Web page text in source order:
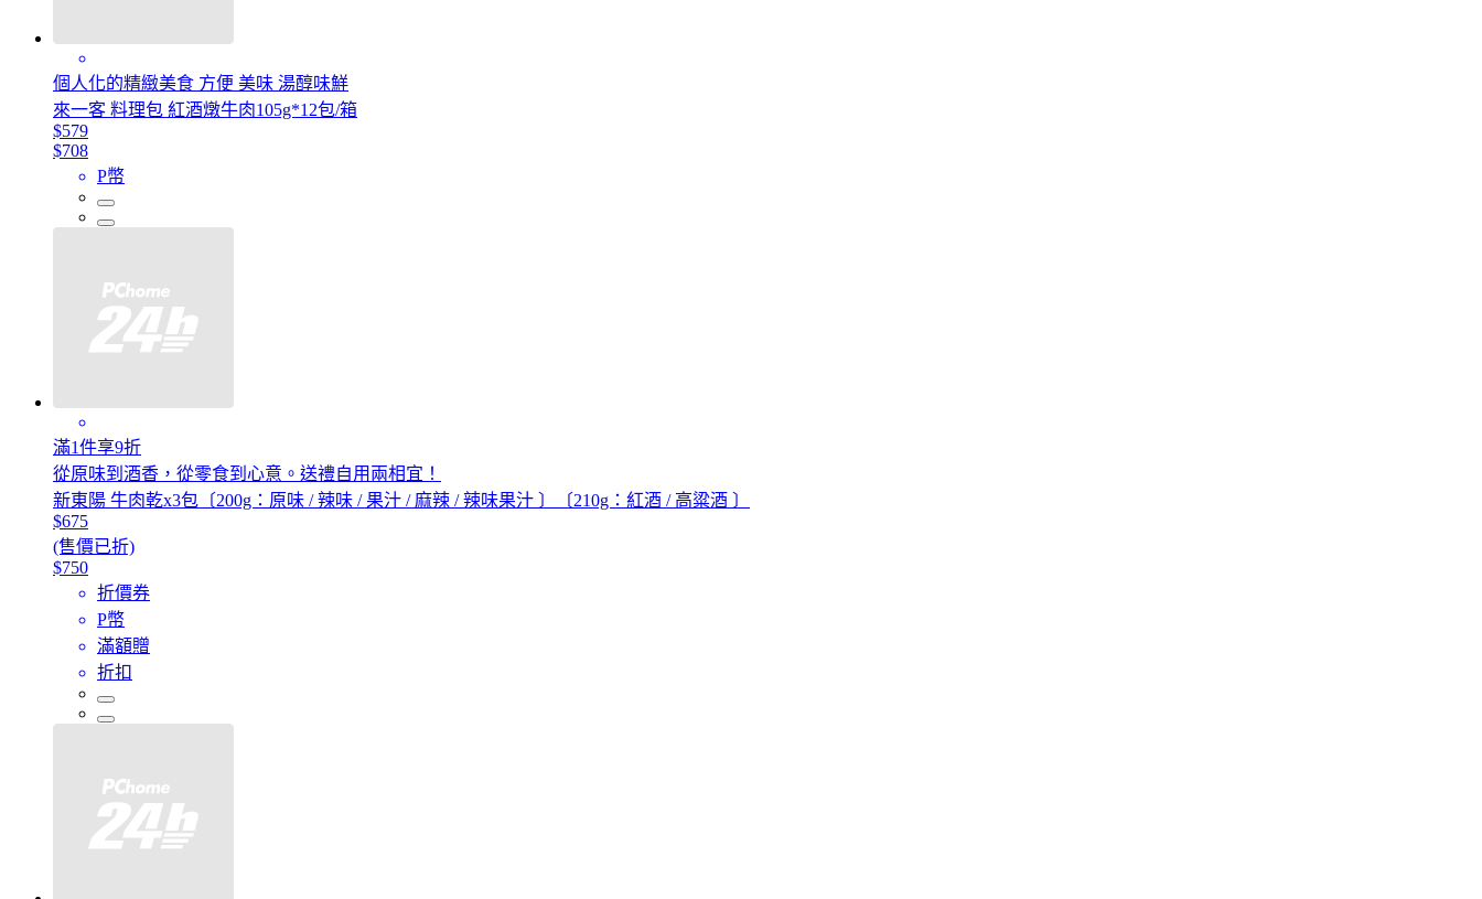
個人化的精緻美食 方便 美味 湯醇味鮮
來一客 料理包 紅酒燉牛肉105g*12包/箱
$579
$708
P幣
滿1件享9折
從原味到酒香，從零食到心意。送禮自用兩相宜！
新東陽 牛肉乾x3包〔200g：原味 / 辣味 / 果汁 / 麻辣 / 辣味果汁 〕〔210g：紅酒 / 高粱酒 〕
$675
(售價已折)
$750
折價券
P幣
滿額贈
折扣